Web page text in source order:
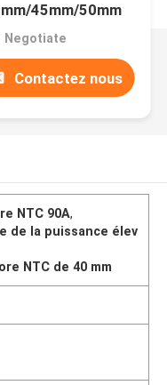
45mm/50mm
Negotiate
Contactez nous
NTC 90A,
de la puissance élev
NTC de 40 mm